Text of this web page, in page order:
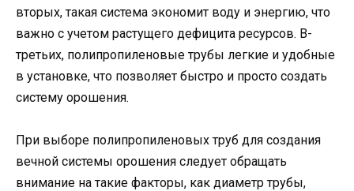
вторых, такая система экономит воду и энергию, что
важно с учетом растущего дефицита ресурсов. В-
третьих, полипропиленовые трубы легкие и удобные
в установке, что позволяет быстро и просто создать
систему орошения.
При выборе полипропиленовых труб для создания
вечной системы орошения следует обращать
внимание на такие факторы, как диаметр трубы,